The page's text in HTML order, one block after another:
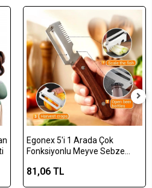
Egonex 5'i 1 Arada Çok
Fonksiyonlu Meyve Sebze
Şişe Açacağı – Ahşap Saplı
81,06 TL